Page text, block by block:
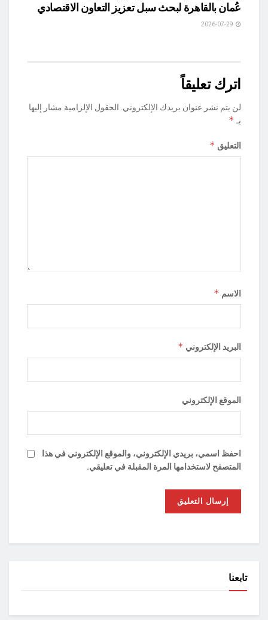
عُمان بالقاهرة لبحث سبل تعزيز التعاون الاقتصادي
اترك تعليقاً
لن يتم نشر عنوان بريدك الإلكتروني. الحقول الإلزامية مشار إليها
بـ *
التعليق *
الاسم *
البريد الإلكتروني *
الموقع الإلكتروني
احفظ اسمي، بريدي الإلكتروني، والموقع الإلكتروني في هذا
المتصفح لاستخدامها المرة المقبلة في تعليقي.
تابعنا